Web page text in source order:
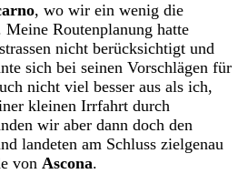
, wo wir ein wenig die
Routenplanung hatte
nicht berücksichtigt und
sich bei seinen Vorschlägen für
nicht viel besser aus als ich,
kleinen Irrfahrt durch
wir aber dann doch den
landeten am Schluss zielgenau
vonAscona.